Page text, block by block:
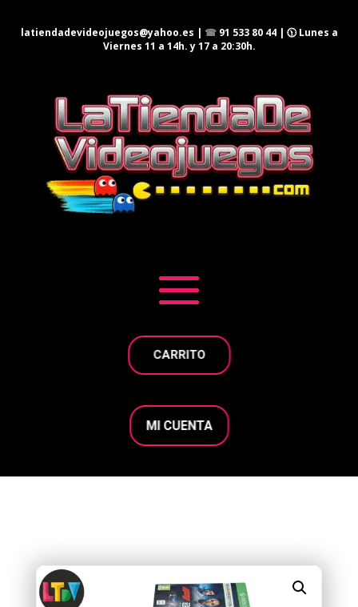
latiendadevideojuegos@yahoo.es | ☎ 91 533 80 44| 🕦 Lunes a
Viernes 11 a 14h. y 17 a 20:30h.
CARRITO
MI CUENTA